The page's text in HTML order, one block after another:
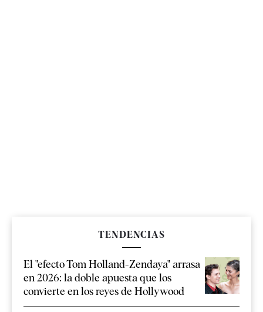
TENDENCIAS
El "efecto Tom Holland-Zendaya" arrasa
en 2026: la doble apuesta que los
convierte en los reyes de Hollywood